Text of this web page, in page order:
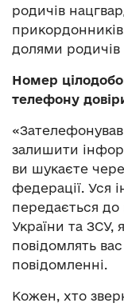
родичів
долями родичів
Номер
телефону
залишити
ви шукаєте
федерації. Уся
передається
України та ЗСУ,
повідомлять
повідомленні.
Кожен, хто